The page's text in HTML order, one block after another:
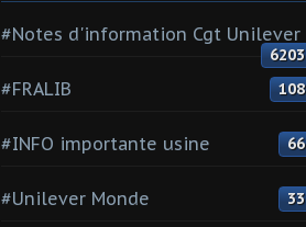
#Notes d'information Cgt Unilever
6203
#FRALIB 108
#INFO importante usine 66
#Unilever Monde 33